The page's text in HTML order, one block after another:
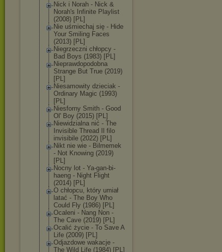
Nick i Norah - Nick &
Norah's Infinite Playlist
(2008) [PL]
Nie uśmiechaj się - Hide
Your Smiling Faces
(2013) [PL]
Niegrzeczni chłopcy -
Bad Boys (1983) [PL]
Nieprawdopodobna
Strange But True (2019)
[PL]
Niesamowity dzieciak -
Ordinary Magic (1993)
[PL]
Niesforny Smith - Good
Ol' Boy (2015) [PL]
Niewidzialna nić - The
Invisible Thread Il filo
invisibile (2022) [PL]
Nikt nie wie - Bilmemek
- Not Knowing (2019)
[PL]
Nocny lot - Ya-gan-bi-
haeng - Night Flight
(2014) [PL]
O chłopcu, który umiał
latać - The Boy Who
Could Fly (1986) [PL]
Ocaleni - Nang Non -
The Cave (2019) [PL]
Ocalić życie - To Save A
Life (2009) [PL]
Odjazdowe wakacje -
The Wild Life (1984) [PL]